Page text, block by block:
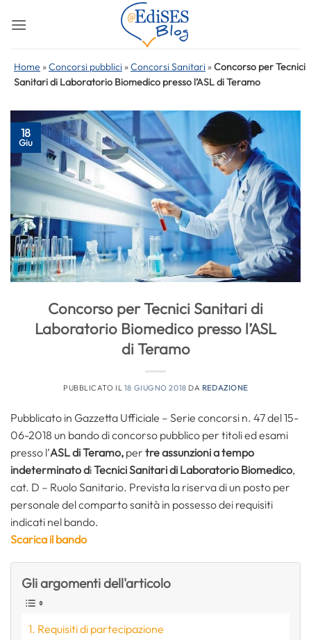
Home »Concorsi pubblici »Concorsi Sanitari »Concorso per Tecnici
Sanitari di Laboratorio Biomedico presso l’ASL di Teramo
18
Giu
Concorso per Tecnici Sanitari di
Laboratorio Biomedico presso l’ASL
di Teramo
PUBBLICATO IL 18 GIUGNO 2018 DA REDAZIONE
Pubblicato in Gazzetta Ufficiale – Serie concorsi n. 47 del 15-
06-2018 un bando di concorso pubblico per titoli ed esami
presso l’ASL di Teramo, per tre assunzioni a tempo
indeterminato diTecnici Sanitari di Laboratorio Biomedico,
cat. D – Ruolo Sanitario. Prevista la riserva di un posto per
personale del comparto sanità in possesso dei requisiti
indicati nel bando.
Scarica il bando
Gli argomenti dell'articolo
Requisiti di partecipazione